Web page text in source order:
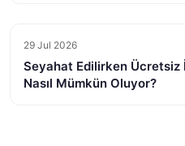
29 Jul 2026
Seyahat Edilirken Ücretsiz
Nasıl Mümkün Oluyor?